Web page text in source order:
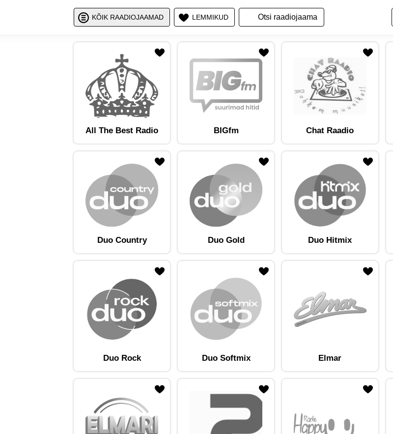
KÕIK RAADIOJAAMAD LEMMIKUD
Näita / peida raadiojaamade nimekirja
Näita raadiojaamu nimekirjana
Näita raadiojaamu ruudustikuna
All The Best Radio BIGfm Chat Raadio
Lisa raadiojaam lemmikute hulkaLisa raadiojaam lemmikute hulkaLisa raadiojaam lemmikute hulka
Duo Country Duo Gold Duo Hitmix
Lisa raadiojaam lemmikute hulkaLisa raadiojaam lemmikute hulkaLisa raadiojaam lemmikute hulka
Duo Rock Duo Softmix Elmar
Lisa raadiojaam lemmikute hulkaLisa raadiojaam lemmikute hulkaLisa raadiojaam lemmikute hulka
Lisa raadiojaam lemmikute hulkaLisa raadiojaam lemmikute hulkaLisa raadiojaam lemmikute hulka